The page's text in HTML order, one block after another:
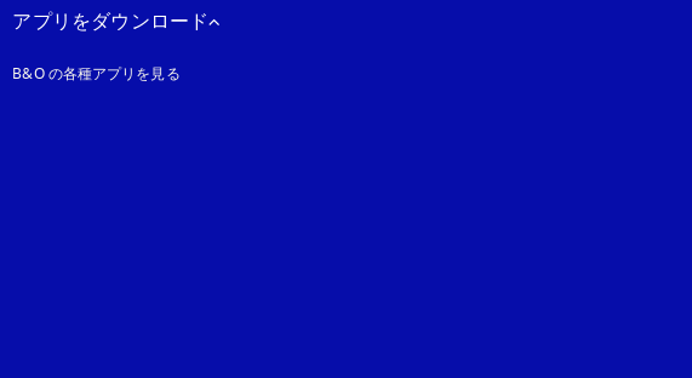
アプリをダウンロード
B&O の各種アプリを見る